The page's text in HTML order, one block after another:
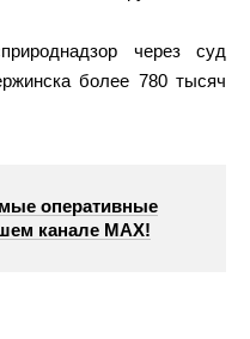
через суд
более 780 тысяч
оперативные
канале МАХ!